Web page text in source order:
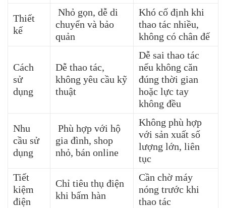
Thiết
kế
Nhỏ gọn, dễ di
chuyển và bảo
quản
Khó cố định khi
thao tác nhiều,
không có chân đế
Cách
sử
dụng
Dễ thao tác,
không yêu cầu kỹ
thuật
Dễ sai thao tác
nếu không căn
đúng thời gian
hoặc lực tay
không đều
Nhu
cầu sử
dụng
Phù hợp với hộ
gia đình, shop
nhỏ, bán online
Không phù hợp
với sản xuất số
lượng lớn, liên
tục
Tiết
kiệm
điện
Chỉ tiêu thụ điện
khi bấm hàn
Cần chờ máy
nóng trước khi
thao tác